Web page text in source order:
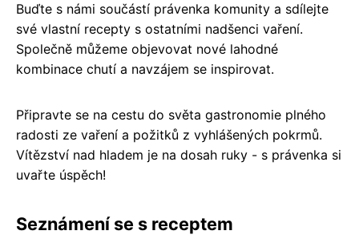
Buďte s námi součástí právenka komunity a sdílejte
své vlastní recepty s ostatními nadšenci vaření.
Společně můžeme objevovat nové lahodné
kombinace chutí a navzájem se inspirovat.
Připravte se na cestu do světa gastronomie plného
radosti ze vaření a požitků z vyhlášených pokrmů.
Vítězství nad hladem je na dosah ruky - s právenka si
uvařte úspěch!
Seznámení se s receptem